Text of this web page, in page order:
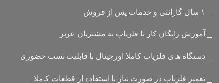
_ آموزش رایگان کار با فلزیاب به مشتریان عزیز
_ دستگاه های فلزیاب کاملا اورجینال با قابلیت تست حضوری
_ تعمیر فلزیاب در صورت نیاز با استفاده از قطعات کاملا